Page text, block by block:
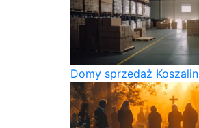
Domy sprzedaż Koszalin